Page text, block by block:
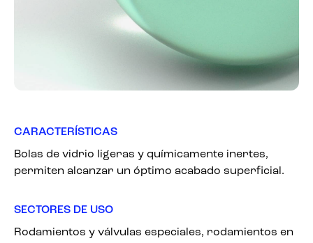
CARACTERÍSTICAS
Bolas de vidrio ligeras y químicamente inertes,
permiten alcanzar un óptimo acabado superficial.
SECTORES DE USO
Rodamientos y válvulas especiales, rodamientos en